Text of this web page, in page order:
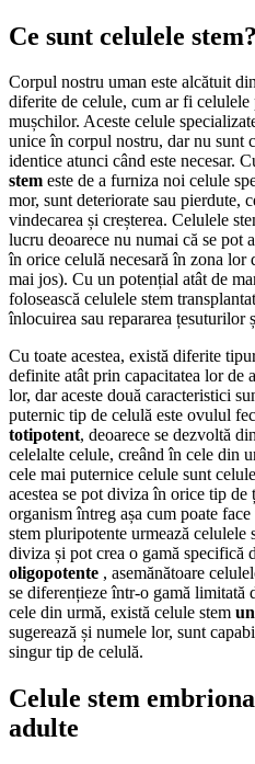
Ce sunt celulele stem?
Corpul nostru uman este alcătuit
diferite de celule, cum ar fi
mușchilor. Aceste celule
unice în corpul nostru, dar nu sunt
identice atunci când este necesar.
stem este de a furniza noi celule
mor, sunt deteriorate sau pierdute,
vindecarea și creșterea. Celulele
lucru deoarece nu numai că se pot
în orice celulă necesară în zona lor
mai jos). Cu un potențial atât de
folosească celulele stem
înlocuirea sau repararea țesuturilor
Cu toate acestea, există diferite
definite atât prin capacitatea lor de
lor, dar aceste două caracteristici
puternic tip de celulă este ovulul
totipotent, deoarece se dezvoltă
celelalte celule, creând în cele din
cele mai puternice celule sunt
acestea se pot diviza în orice tip de
organism întreg așa cum poate
stem pluripotente urmează celulele
diviza și pot crea o gamă specifică
oligopotente , asemănătoare
se diferențieze într-o gamă limitată
cele din urmă, există celule stem
sugerează și numele lor, sunt
singur tip de celulă.
Celule stem
adulte